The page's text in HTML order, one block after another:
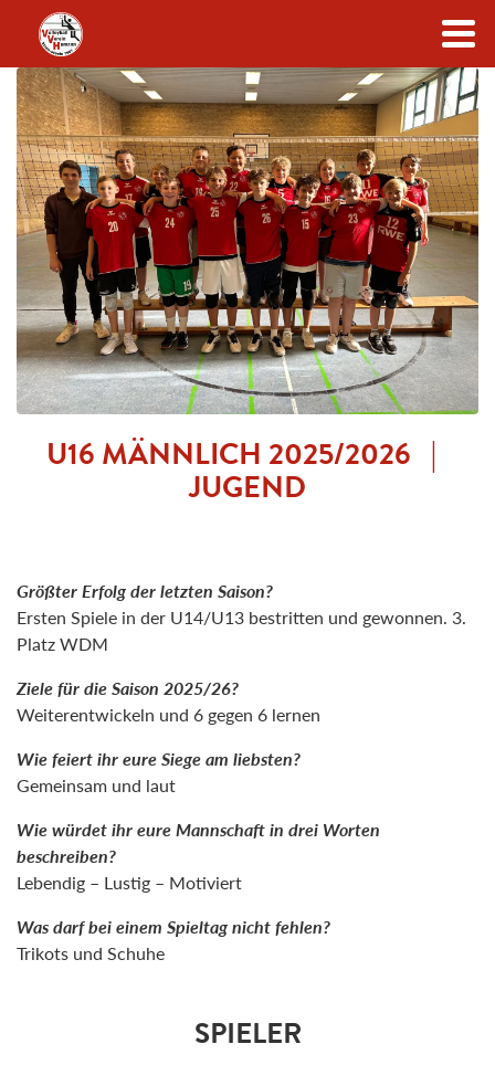
Zum Inhalt
U16 MÄNNLICH 2025/2026 |
JUGEND
Größter Erfolg der letzten Saison?
Ersten Spiele in der U14/U13 bestritten und gewonnen. 3.
Platz WDM
Ziele für die Saison 2025/26?
Weiterentwickeln und 6 gegen 6 lernen
Wie feiert ihr eure Siege am liebsten?
Gemeinsam und laut
Wie würdet ihr eure Mannschaft in drei Worten
beschreiben?
Lebendig – Lustig – Motiviert
Was darf bei einem Spieltag nicht fehlen?
Trikots und Schuhe
SPIELER